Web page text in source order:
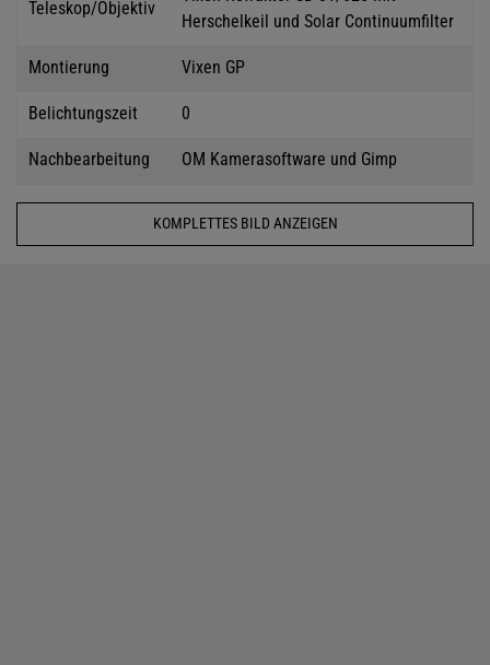
Teleskop/Objektiv
Herschelkeil und Solar Continuumfilter
Montierung Vixen GP
Belichtungszeit 0
Nachbearbeitung OM Kamerasoftware und Gimp
KOMPLETTES BILD ANZEIGEN